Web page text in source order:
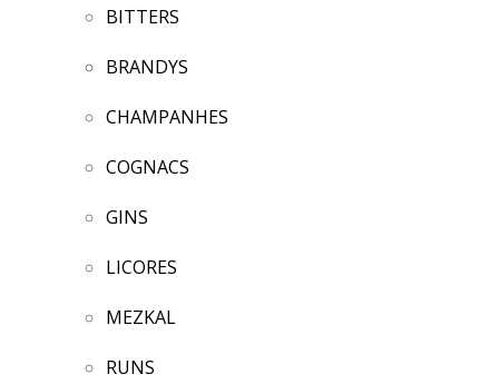
BITTERS
BRANDYS
CHAMPANHES
COGNACS
GINS
LICORES
MEZKAL
RUNS